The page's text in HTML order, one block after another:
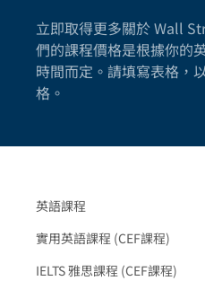
立即取得更多關於 Wall
們的課程價格是根據你的
時間而定。請填寫表格，
格。
英語課程
實用英語課程 (CEF課程)
IELTS 雅思課程 (CEF課程)